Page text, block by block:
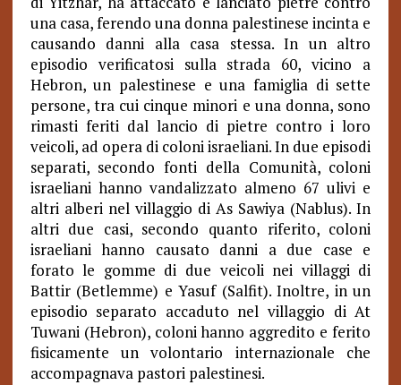
una casa, ferendo una donna palestinese incinta e
causando danni alla casa stessa. In un altro
episodio verificatosi sulla strada 60, vicino a
Hebron, un palestinese e una famiglia di sette
persone, tra cui cinque minori e una donna, sono
rimasti feriti dal lancio di pietre contro i loro
veicoli, ad opera di coloni israeliani. In due episodi
separati, secondo fonti della Comunità, coloni
israeliani hanno vandalizzato almeno 67 ulivi e
altri alberi nel villaggio di As Sawiya (Nablus). In
altri due casi, secondo quanto riferito, coloni
israeliani hanno causato danni a due case e
forato le gomme di due veicoli nei villaggi di
Battir (Betlemme) e Yasuf (Salfit). Inoltre, in un
episodio separato accaduto nel villaggio di At
Tuwani (Hebron), coloni hanno aggredito e ferito
fisicamente un volontario internazionale che
accompagnava pastori palestinesi.